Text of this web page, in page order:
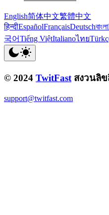
English简体中文繁體中文
हिन्दीEspañolFrançaisDeutschবাংলা
국어Tiếng ViệtItalianoไทย
© 2024 TwitFast สงวนลิ
support@twitfast.com